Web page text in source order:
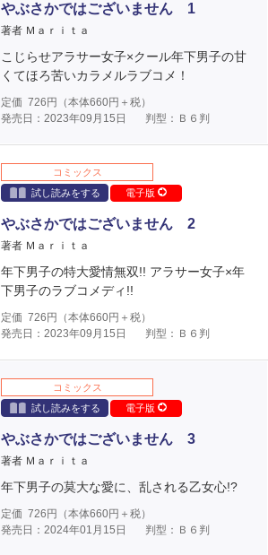
やぶさかではございません 1
著者 Ｍａｒｉｔａ
こじらせアラサー女子×クール年下男子の甘
くてほろ苦いカラメルラブコメ！
定価 726 円（本体660円＋税）
発売日：2023年09月15日
判型：Ｂ６判
コミックス
試し読みをする
電子版
やぶさかではございません 2
著者 Ｍａｒｉｔａ
年下男子の特大愛情無双!! アラサー女子×年
下男子のラブコメディ!!
定価 726 円（本体660円＋税）
発売日：2023年09月15日
判型：Ｂ６判
コミックス
試し読みをする
電子版
やぶさかではございません 3
著者 Ｍａｒｉｔａ
年下男子の莫大な愛に、乱される乙女心!?
定価 726 円（本体660円＋税）
発売日：2024年01月15日
判型：Ｂ６判